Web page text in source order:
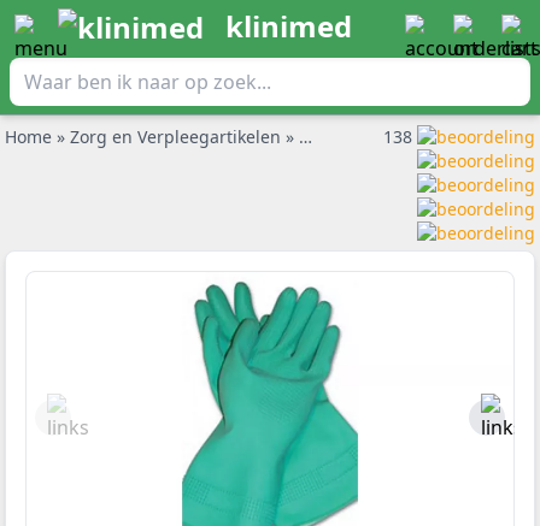
klinimed
Home » Zorg en Verpleegartikelen » Aantrekhulp steunkousen»
138